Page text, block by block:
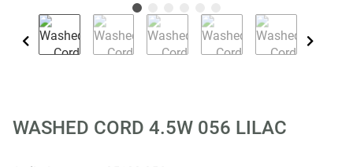
WASHED CORD 4.5W 056 LILAC